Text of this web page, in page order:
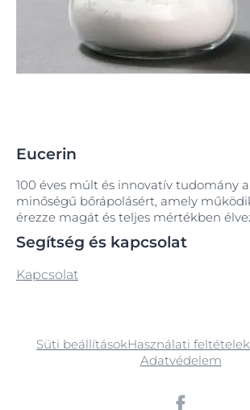
Eucerin
100 éves múlt és innovatív tudomány
minőségű bőrápolásért, amely
érezze magát és teljes mértékben
Segítség és kapcsolat
Kapcsolat
Süti beállításokHasználati feltételek
Adatvédelem